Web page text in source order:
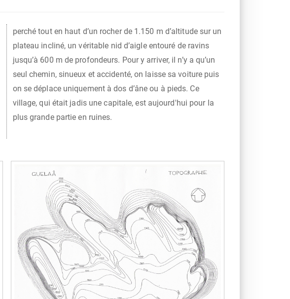
perché tout en haut d’un rocher de 1.150 m d’altitude sur un
plateau incliné, un véritable nid d’aigle entouré de ravins
jusqu’à 600 m de profondeurs. Pour y arriver, il n’y a qu’un
seul chemin, sinueux et accidenté, on laisse sa voiture puis
on se déplace uniquement à dos d’âne ou à pieds. Ce
village, qui était jadis une capitale, est aujourd'hui pour la
plus grande partie en ruines.